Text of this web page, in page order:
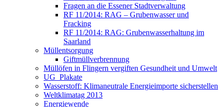
Fragen an die Essener Stadtverwaltung
RF 11/2014: RAG – Grubenwasser und
Fracking
RF 11/2014: RAG: Grubenwasserhaltung im
Saarland
Müllentsorgung
Giftmüllverbrennung
Müllöfen in Flingern vergiften Gesundheit und Umwelt
UG_Plakate
Wasserstoff: Klimaneutrale Energieimporte sicherstellen
Weltklimatag 2013
Energiewende